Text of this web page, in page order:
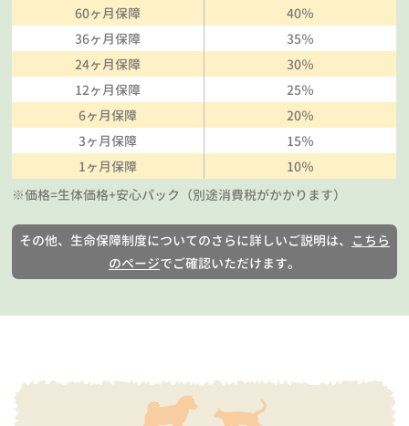
60ヶ月保障
40％
36ヶ月保障
35％
24ヶ月保障
30％
12ヶ月保障
25％
6ヶ月保障
20％
3ヶ月保障
15％
1ヶ月保障
10％
※価格=生体価格+安心パック（別途消費税がかかります）
その他、生命保障制度についてのさらに詳しいご説明は、 こちら
のページでご確認いただけます。